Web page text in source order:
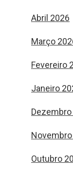
Abril 2026
Março
Fevereiro
Janeiro
Outubro